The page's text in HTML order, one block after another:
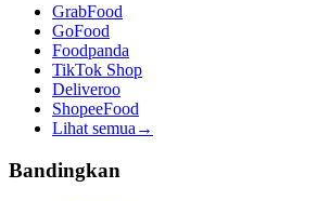
GrabFood
GoFood
Foodpanda
TikTok Shop
Deliveroo
ShopeeFood
Lihat semua →
Bandingkan